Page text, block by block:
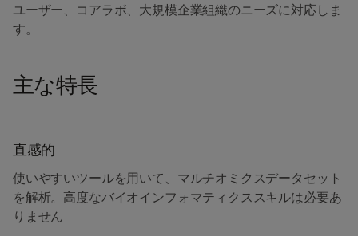
ユーザー、コアラボ、大規模企業組織のニーズに対応しま
す。
主な特長
直感的
使いやすいツールを用いて、マルチオミクスデータセット
を解析。高度なバイオインフォマティクススキルは必要あ
りません